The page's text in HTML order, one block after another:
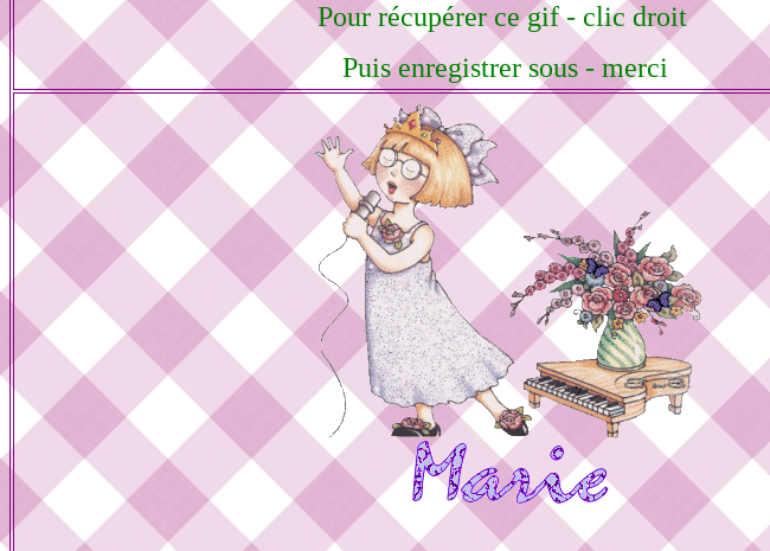
Pour récupérer ce gif - clic droit
Puis enregistrer sous - merci